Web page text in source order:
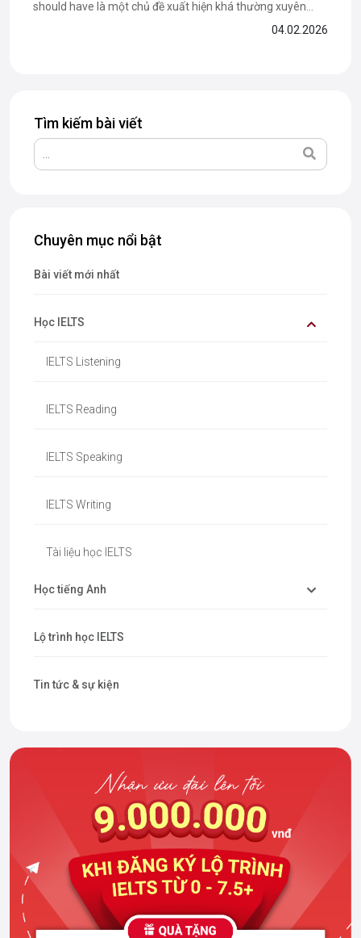
Tìm kiếm bài viết
Chuyên mục nổi bật
Bài viết mới nhất
Học IELTS
IELTS Listening
IELTS Reading
IELTS Speaking
IELTS Writing
Tài liệu học IELTS
Học tiếng Anh
Lộ trình học IELTS
Tin tức & sự kiện
should have là một chủ đề xuất hiện khá thường xuyên
trong IELTS Speaking Part 2, yêu cầu thí sinh vừa có ý04.02.2026